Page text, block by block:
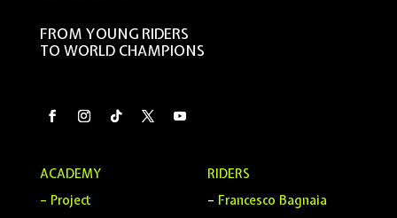
FROM YOUNG RIDERS
TO WORLD CHAMPIONS
ACADEMY
– Project
RIDERS
– Francesco Bagnaia